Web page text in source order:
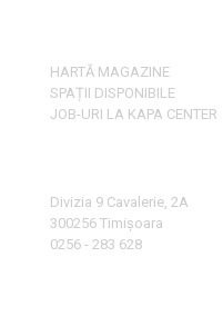
HARTĂ MAGAZINE
SPAȚII DISPONIBILE
JOB-URI LA KAPA CENTER
Divizia 9 Cavalerie, 2A
300256 Timișoara
0256 - 283 628